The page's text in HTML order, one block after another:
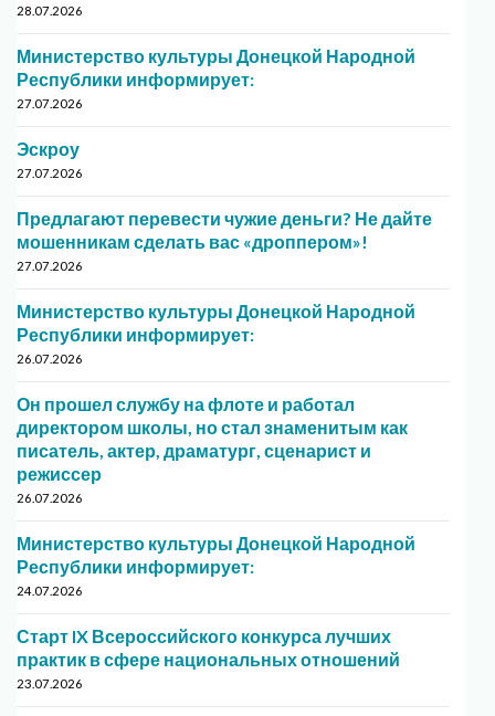
28.07.2026
Министерство культуры Донецкой Народной
Республики информирует:
27.07.2026
Эскроу
27.07.2026
Предлагают перевести чужие деньги? Не дайте
мошенникам сделать вас «дроппером»!
27.07.2026
Министерство культуры Донецкой Народной
Республики информирует:
26.07.2026
Он прошел службу на флоте и работал
директором школы, но стал знаменитым как
писатель, актер, драматург, сценарист и
режиссер
26.07.2026
Министерство культуры Донецкой Народной
Республики информирует:
24.07.2026
Старт IX Всероссийского конкурса лучших
практик в сфере национальных отношений
23.07.2026